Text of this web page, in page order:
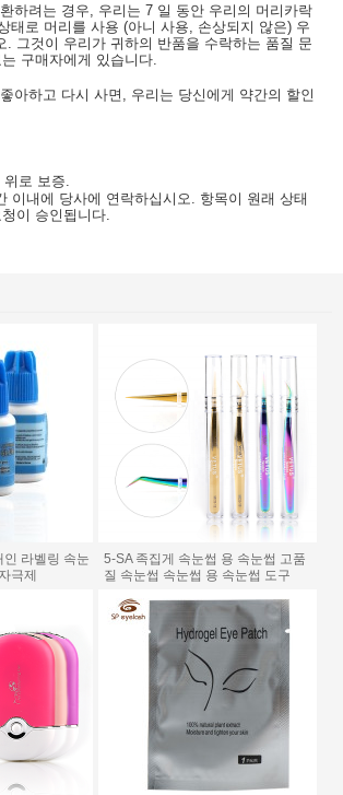
하려는 경우, 우리는 7 일 동안 우리의 머리카락
태로 머리를 사용 (아니 사용, 손상되지 않은) 우
. 그것이 우리가 귀하의 반품을 수락하는 품질 문
구매자에게 있습니다.
아하고 다시 사면, 우리는 당신에게 약간의 할인
로 보증.
이내에 당사에 연락하십시오. 항목이 원래 상태
이 승인됩니다.
라벨링 속눈
극제
5-SA 족집게 속눈썹 용 속눈썹 고품
질 속눈썹 속눈썹 용 속눈썹 도구